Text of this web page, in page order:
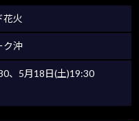
花火
ク沖
、5月18日(土)19:30